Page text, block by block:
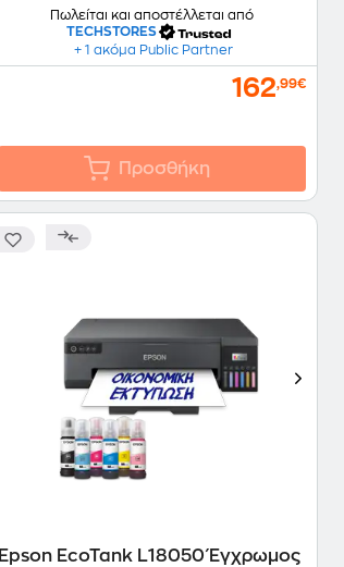
Πωλείται και αποστέλλεται από
TECHSTORES
+ 1 ακόμα Public Partner
162,99€
Προσθήκη
Epson EcoTank L18050 Έγχρωμος